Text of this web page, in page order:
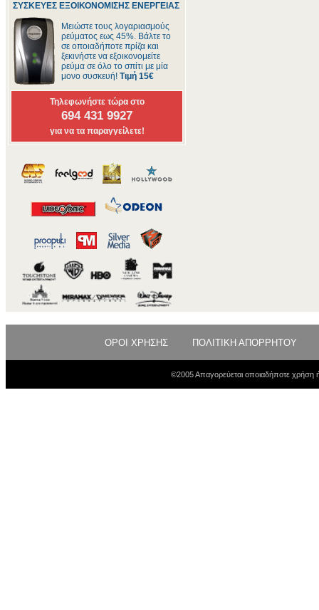
ΣΥΣΚΕΥΕΣ ΕΞΟΙΚΟΝΟΜΙΣΗΣ ΕΝΕΡΓΕΙΑΣ
Μειώστε τους λογαριασμούς
ρεύματος εως 45%. Βάλτε το
σε οποιαδήποτε πρίζα και
ξεκινήστε να εξοικονομείτε
ρεύμα σε όλο το σπίτι με μία
μονο συσκευή! Τιμή 15€
Τηλεφωνήστε τώρα στο
694 431 9927
για να τα παραγγείλετε!
ΟΡΟΙ ΧΡΗΣΗΣ ΠΟΛΙΤΙΚΗ ΑΠΟΡΡΗΤΟΥ
©2005 Απαγορεύεται οποιαδήποτε χρήση